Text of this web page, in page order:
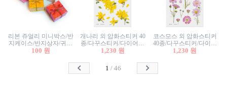
리본 쥬얼리 미니박스/반
지케이스/반지상자/귀걸
이상자/귀걸이박스/악세
100 원
개나리 외 압화스티커 40
종/다꾸스티커/다이어리
꾸미기/꽃스티커/자연물
1,230 원
코스모스 외 압화스티커
40종/다꾸스티커/다이어
리꾸미기/꽃스티커/자연
1,230 원
1 /46